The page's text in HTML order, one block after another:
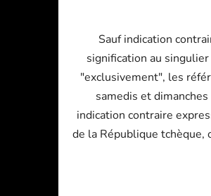
Sauf indication
signification au
"exclusivement", les
samedis et
indication contraire
de la République